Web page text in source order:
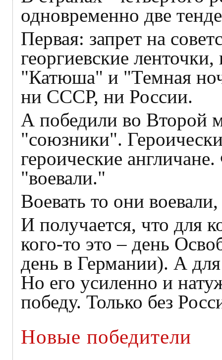
одновременно две
Первая: запрет на
георгиевские
"Катюша" и "Темная
ни СССР, ни России.
А победили во Второй
"союзники".
героические
"воевали."
Воевать то они
И получается, что для
кого-то это – день
день в Германии). А
Но его усиленно и
победу. Только без
Новые победители